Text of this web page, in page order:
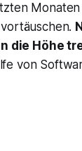
die Höhe
von